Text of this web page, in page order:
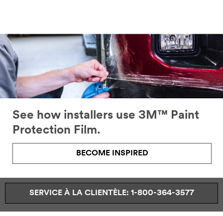
See how installers use 3M™ Paint
Protection Film.
BECOME INSPIRED
SERVICE À LA CLIENTÈLE: 1-800-364-3577